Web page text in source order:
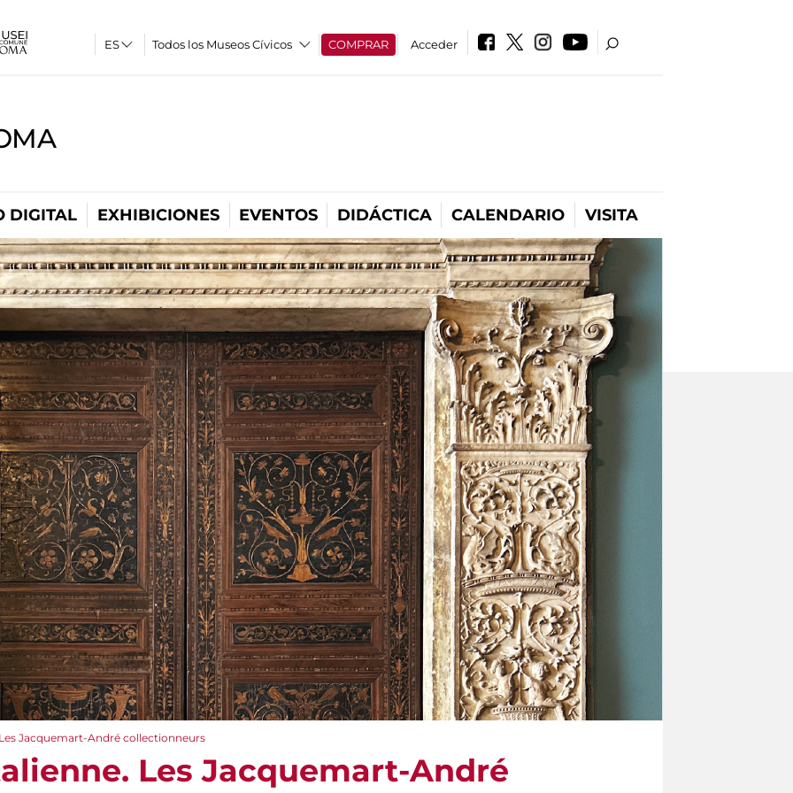
Todos los Museos Cívicos COMPRAR Acceder
DIGITAL EXHIBICIONES EVENTOS DIDÁCTICA CALENDARIO VISITA
Jacquemart-André collectionneurs
Les Jacquemart-André